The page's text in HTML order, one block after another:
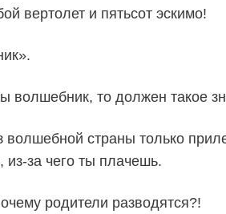
вертолет и пятьсот эскимо!
то должен такое
страны только
за чего ты плачешь.
родители разводятся?!